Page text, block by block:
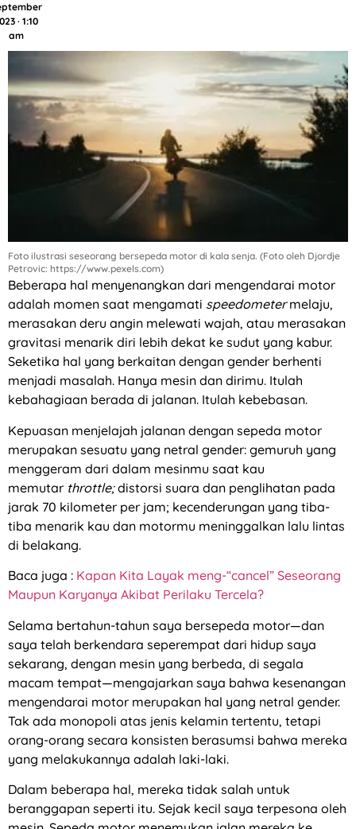
· 1:10
am
Foto ilustrasi seseorang bersepeda motor di kala senja. (Foto oleh Djordje
Petrovic: https://www.pexels.com)
Beberapa hal menyenangkan dari mengendarai motor
adalah momen saat mengamati speedometermelaju,
merasakan deru angin melewati wajah, atau merasakan
gravitasi menarik diri lebih dekat ke sudut yang kabur.
Seketika hal yang berkaitan dengan gender berhenti
menjadi masalah. Hanya mesin dan dirimu. Itulah
kebahagiaan berada di jalanan. Itulah kebebasan.
Kepuasan menjelajah jalanan dengan sepeda motor
merupakan sesuatu yang netral gender: gemuruh yang
menggeram dari dalam mesinmu saat kau
memutar throttle;distorsi suara dan penglihatan pada
jarak 70 kilometer per jam; kecenderungan yang tiba-
tiba menarik kau dan motormu meninggalkan lalu lintas
di belakang.
Baca juga : Kapan Kita Layak meng-“cancel” Seseorang
Maupun Karyanya Akibat Perilaku Tercela?
Selama bertahun-tahun saya bersepeda motor—dan
saya telah berkendara seperempat dari hidup saya
sekarang, dengan mesin yang berbeda, di segala
macam tempat—mengajarkan saya bahwa kesenangan
mengendarai motor merupakan hal yang netral gender.
Tak ada monopoli atas jenis kelamin tertentu, tetapi
orang-orang secara konsisten berasumsi bahwa mereka
yang melakukannya adalah laki-laki.
Dalam beberapa hal, mereka tidak salah untuk
beranggapan seperti itu. Sejak kecil saya terpesona oleh